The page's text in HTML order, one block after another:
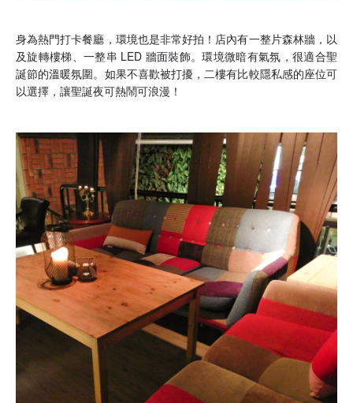
身為熱門打卡餐廳，環境也是非常好拍！店內有一整片森林牆，以
及旋轉樓梯、一整串 LED 牆面裝飾。環境微暗有氣氛，很適合聖
誕節的溫暖氛圍。如果不喜歡被打擾，二樓有比較隱私感的座位可
以選擇，讓聖誕夜可熱鬧可浪漫！